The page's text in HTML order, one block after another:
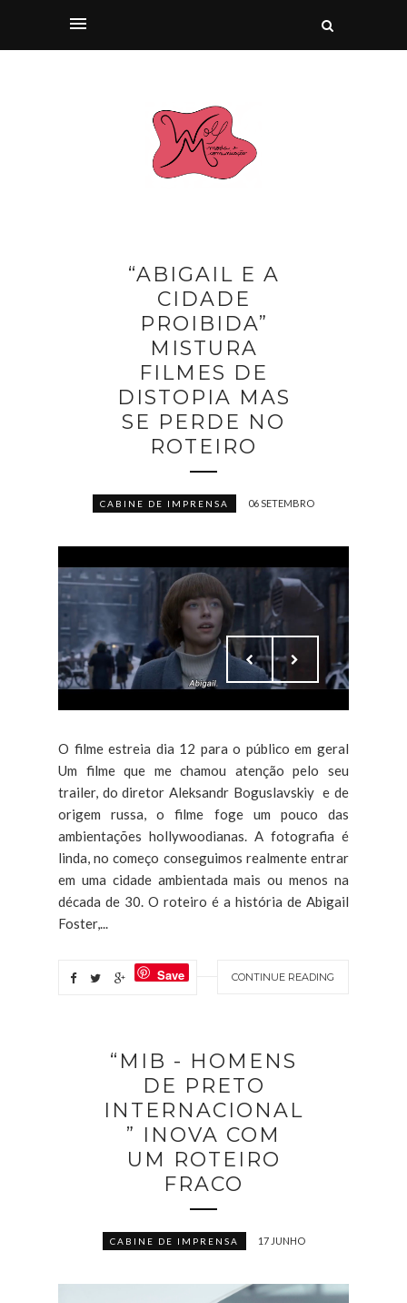
“ABIGAIL E A
CIDADE
PROIBIDA”
MISTURA
FILMES DE
DISTOPIA MAS
SE PERDE NO
ROTEIRO
CABINE DE IMPRENSA 06 SETEMBRO
O filme estreia dia 12 para o público em geral
Um filme que me chamou atenção pelo seu
trailer, do diretor Aleksandr Boguslavskiy e de
origem russa, o filme foge um pouco das
ambientações hollywoodianas. A fotografia é
linda, no começo conseguimos realmente entrar
em uma cidade ambientada mais ou menos na
década de 30. O roteiro é a história de Abigail
Foster,...
CONTINUE READING
Save
“MIB - HOMENS
DE PRETO
INTERNACIONAL
” INOVA COM
UM ROTEIRO
FRACO
CABINE DE IMPRENSA 17 JUNHO